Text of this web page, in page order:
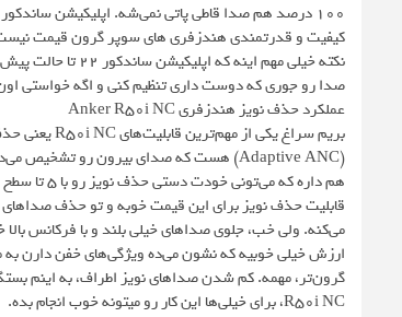
۱۰۰ درصد هم صدا قاطی پاتی نمی‌شه. اپلیکیشن
کیفیت و قدرتمندی هندزفری های سوپر گرون قیمت
نکته خیلی مهم
صدا رو جوری که دوست داری تنظیم کنی و اگه خواستی
عملکرد حذف نویز هندزفری Anker R50i NC
هم داره که می‌تونی خودت دستی حذف نویز رو با ۵ تا سطح و ۳ تا حالت مختلف (مثلا حالت حمل و نقل) از طریق اپلیکیشن ساندکور تنظیم کنی.
قابلیت حذف نویز برای این قیمت خوبه و تو حذف
ارزش خیلی خوبیه که نشون می‌ده ویژگی‌های خفن دارن به
گرون‌تر، مهمه. کم شدن صداهای نویز اطراف، به اینم
R50i NC، برای خیلی‌ها این کار رو میتونه خوب انجام بده.